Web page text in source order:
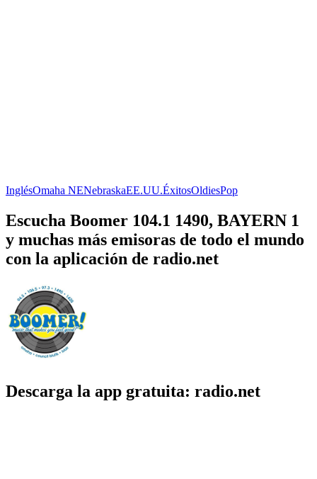
InglésOmaha NENebraskaEE.UU.ÉxitosOldiesPop
Escucha Boomer 104.1 1490, BAYERN 1
y muchas más emisoras de todo el mundo
con la aplicación de radio.net
Descarga la app gratuita: radio.net